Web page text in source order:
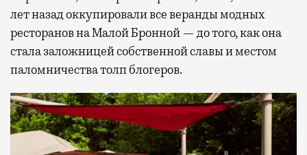
лет назад оккупировали все веранды модных
ресторанов на Малой Бронной — до того, как она
стала заложницей собственной славы и местом
паломничества толп блогеров.